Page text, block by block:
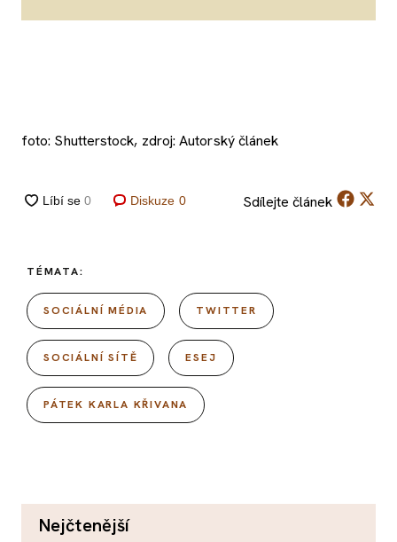
foto: Shutterstock, zdroj: Autorský článek
Diskuze 0 Sdílejte článek
TÉMATA:
SOCIÁLNÍ MÉDIA TWITTER
SOCIÁLNÍ SÍTĚ ESEJ
PÁTEK KARLA KŘIVANA
nejčtenější